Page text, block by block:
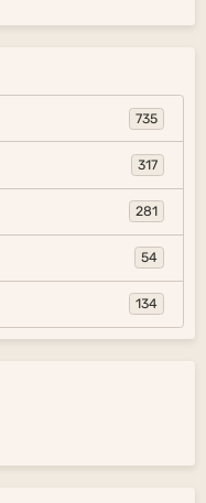
735
317
281
54
134